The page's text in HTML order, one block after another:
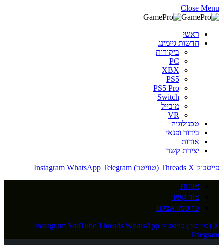
Close Menu
ראשי
חדשות גיימינג
ביקורות
PC
XBX
PS5
PS5 Pro
Switch
מובייל
VR
טכנולוגיה
בידור ופנאי
אודות
יצירת קשר
פייסבוק
Threads X (טוויטר) Instagram WhatsApp Telegram
אודות
צור קשר
פרסמו אצלנו
X (טוויטר) פייסבוק InstagramYouTube Threads WhatsApp
Telegram